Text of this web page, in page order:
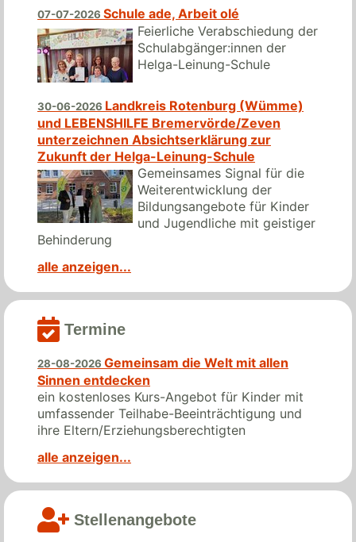
07-07-2026 Schule ade, Arbeit olé
Feierliche Verabschiedung der
Schulabgänger:innen der
Helga-Leinung-Schule
30-06-2026 Landkreis Rotenburg (Wümme)
und LEBENSHILFE Bremervörde/Zeven
unterzeichnen Absichtserklärung zur
Zukunft der Helga-Leinung-Schule
Gemeinsames Signal für die
Weiterentwicklung der
Bildungsangebote für Kinder
und Jugendliche mit geistiger
Behinderung
alle anzeigen...
Termine
28-08-2026 Gemeinsam die Welt mit allen
Sinnen entdecken
ein kostenloses Kurs-Angebot für Kinder mit
umfassender Teilhabe-Beeinträchtigung und
ihre Eltern/Erziehungsberechtigten
alle anzeigen...
Stellenangebote­­